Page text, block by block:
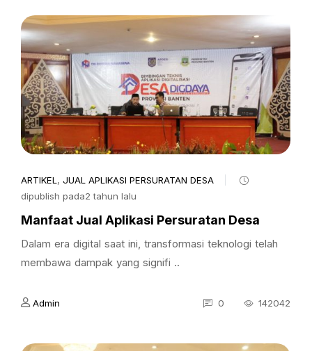
ARTIKEL , JUAL APLIKASI PERSURATAN DESA
dipublish pada2 tahun lalu
Manfaat Jual Aplikasi Persuratan Desa
Dalam era digital saat ini, transformasi teknologi telah
membawa dampak yang signifi ..
Admin 0 142042